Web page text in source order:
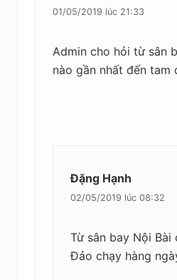
01/05/2019 lúc 21:33
Admin cho hỏi từ sân
nào gần nhất đến tam
Đặng Hạnh
02/05/2019 lúc 08:32
Từ sân bay Nội Bài
Đảo chạy hàng